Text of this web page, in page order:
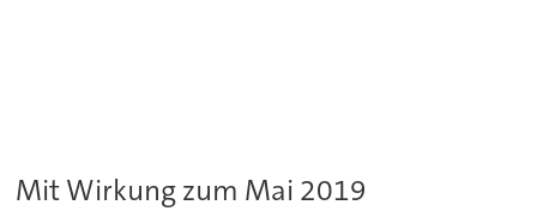
Mit Wirkung zum Mai 2019